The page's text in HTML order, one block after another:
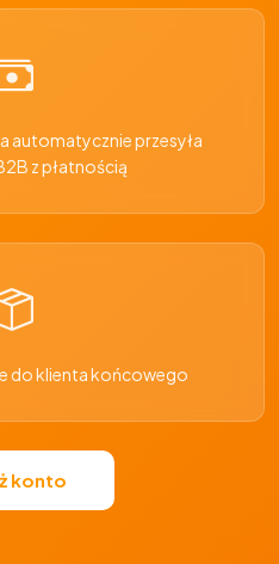
automatycznie przesyła
z płatnością
do klienta końcowego
konto